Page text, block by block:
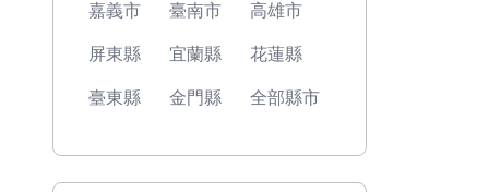
嘉義市 臺南市 高雄市
屏東縣 宜蘭縣 花蓮縣
臺東縣 金門縣 全部縣市